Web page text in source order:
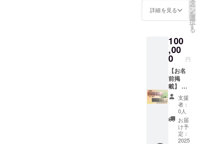
※確保で
きない
場合
降随時
店舗に
てお渡
し致し
ます。
確定時
期：
保予定
※確保で
きない
場合
は、開
業日以
降随時
店舗に
掲載致
しま
す。
支援時
ても良
い名前
を記載
くださ
い。 ※
備考欄
に記載
がない
場合
は、辞
退され
たもの
とさせ
て頂き
す。 ・
掲載期
間：開
移転又
は廃業
まで ・
掲載方
法：文
字の
み、ロ
ゴ／バ
ナーの
掲載は
不可 ・
掲載サ
イズ：
ブロン
詳細を見る
タ
ー
ン
を
選
択
す
る
100
,00
0 円
【お名
前掲
載】 店
内に、
支援者
様のお
名前
（ニッ
クネー
ム）又
支援
者：
0人
お届
け予
定：
2025